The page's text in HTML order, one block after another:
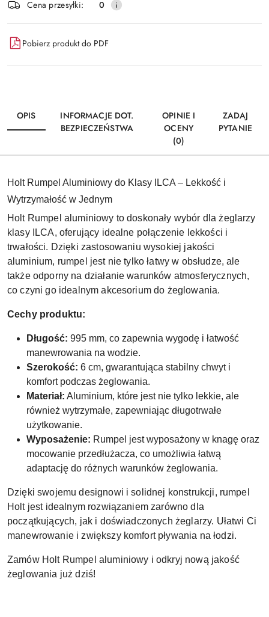
Wyślij
dostawa
Cena przesyłki: 0
Pobierz produkt do PDF
OPIS
INFORMACJE DOT.
BEZPIECZEŃSTWA
OPINIE I
OCENY
(0)
ZADAJ
PYTANIE
Holt Rumpel Aluminiowy do Klasy ILCA – Lekkość i
Wytrzymałość w Jednym
Holt Rumpel aluminiowy to doskonały wybór dla żeglarzy
klasy ILCA, oferujący idealne połączenie lekkości i
trwałości. Dzięki zastosowaniu wysokiej jakości
aluminium, rumpel jest nie tylko łatwy w obsłudze, ale
także odporny na działanie warunków atmosferycznych,
co czyni go idealnym akcesorium do żeglowania.
Cechy produktu:
Długość: 995 mm, co zapewnia wygodę i łatwość
manewrowania na wodzie.
Szerokość: 6 cm, gwarantująca stabilny chwyt i
komfort podczas żeglowania.
Materiał: Aluminium, które jest nie tylko lekkie, ale
również wytrzymałe, zapewniając długotrwałe
użytkowanie.
Wyposażenie: Rumpel jest wyposażony w knagę oraz
mocowanie przedłużacza, co umożliwia łatwą
adaptację do różnych warunków żeglowania.
Dzięki swojemu designowi i solidnej konstrukcji, rumpel
Holt jest idealnym rozwiązaniem zarówno dla
początkujących, jak i doświadczonych żeglarzy. Ułatwi Ci
manewrowanie i zwiększy komfort pływania na łodzi.
Zamów Holt Rumpel aluminiowy i odkryj nową jakość
żeglowania już dziś!